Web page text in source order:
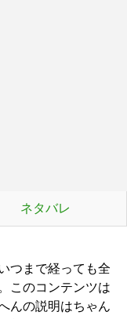
ネタバレ
つまで経っても全
このコンテンツは
んの説明はちゃん